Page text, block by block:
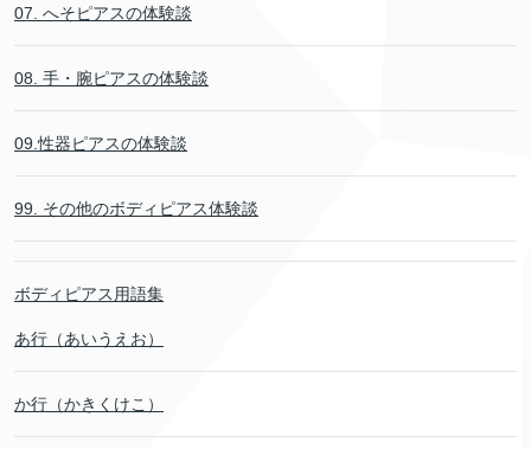
07. へそピアスの体験談
08. 手・腕ピアスの体験談
09.性器ピアスの体験談
99. その他のボディピアス体験談
ボディピアス用語集
あ行（あいうえお）
か行（かきくけこ）